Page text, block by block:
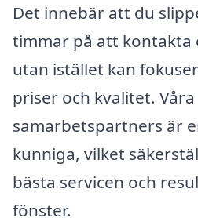
Det innebär att du
timmar på att kontakta
utan istället kan
priser och kvalitet. Våra
samarbetspartners är
kunniga, vilket
bästa servicen och
fönster.